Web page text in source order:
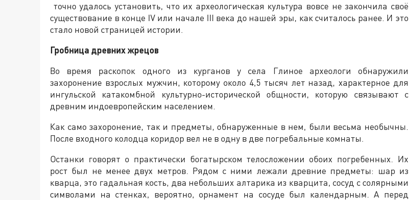
точно удалось установить, что их археологическая культура вовсе не закончила своё
существование в конце IV или начале III века до нашей эры, как считалось ранее. И это
стало новой страницей истории.
Гробница древних жрецов
Во время раскопок одного из курганов у села Глиное археологи обнаружили
захоронение взрослых мужчин, которому около 4,5 тысяч лет назад, характерное для
ингульской катакомбной культурно-исторической общности, которую связывают с
древним индоевропейским населением.
Как само захоронение, так и предметы, обнаруженные в нем, были весьма необычны.
После входного колодца коридор вел не в одну в две погребальные комнаты.
Останки говорят о практически богатырском телосложении обоих погребенных. Их
рост был не менее двух метров. Рядом с ними лежали древние предметы: шар из
кварца, это гадальная кость, два небольших алтарика из кварцита, сосуд с солярными
символами на стенках, вероятно, орнамент на сосуде был календарным. А перед